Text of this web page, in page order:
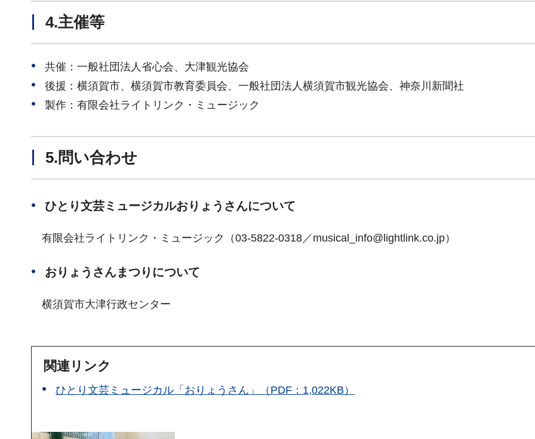
4.主催等
共催：一般社団法人省心会、大津観光協会
後援：横須賀市、横須賀市教育委員会、一般社団法人横須賀市観光協会、神奈川新聞社
製作：有限会社ライトリンク・ミュージック
5.問い合わせ
ひとり文芸ミュージカルおりょうさんについて
有限会社ライトリンク・ミュージック（03-5822-0318／musical_info@lightlink.co.jp）
おりょうさんまつりについて
横須賀市大津行政センター
関連リンク
ひとり文芸ミュージカル「おりょうさん」（PDF：1,022KB）